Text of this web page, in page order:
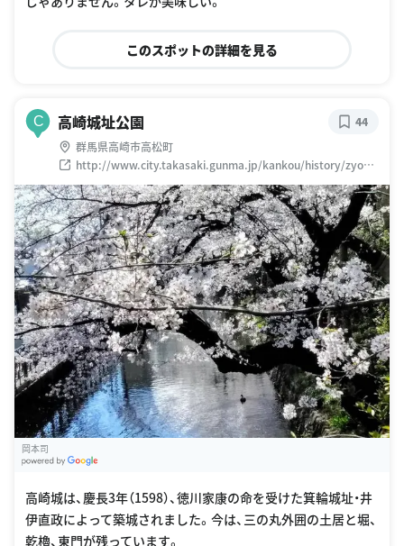
このスポットの詳細を見る
C 高崎城址公園
群馬県高崎市高松町
http://www.city.takasaki.gunma.jp/kankou/history/zyous
hi.html
44
岡本司
高崎城は、慶長3年（1598）、徳川家康の命を受けた箕輪城址・井
伊直政によって築城されました。今は、三の丸外囲の土居と堀、
乾櫓、東門が残っています。